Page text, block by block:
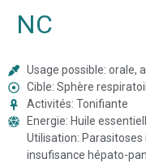
NC
Usage possible: orale,
Cible: Sphère
Activités: Tonifiante
Energie: Huile
Utilisation:
insufisance hépato-